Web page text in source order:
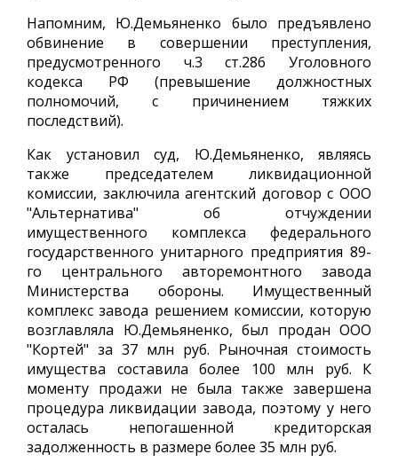
Напомним, Ю.Демьяненко было предъявлено
обвинение в совершении преступления,
предусмотренного ч.3 ст.286 Уголовного
кодекса РФ (превышение должностных
полномочий, с причинением тяжких
последствий).
Как установил суд, Ю.Демьяненко, являясь
также председателем ликвидационной
комиссии, заключила агентский договор с ООО
"Альтернатива" об отчуждении
имущественного комплекса федерального
государственного унитарного предприятия 89-
го центрального авторемонтного завода
Министерства обороны. Имущественный
комплекс завода решением комиссии, которую
возглавляла Ю.Демьяненко, был продан ООО
"Кортей" за 37 млн руб. Рыночная стоимость
имущества составила более 100 млн руб. К
моменту продажи не была также завершена
процедура ликвидации завода, поэтому у него
осталась непогашенной кредиторская
задолженность в размере более 35 млн руб.